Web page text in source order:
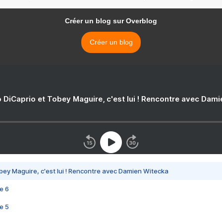
Créer un blog sur Overblog
Créer un blog
DiCaprio et Tobey Maguire, c'est lui ! Rencontre avec
Maguire, c'est lui ! Rencontre avec Damien Witecka
6
5